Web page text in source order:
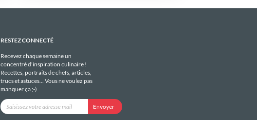
RESTEZ CONNECTÉ
Recevez chaque semaine un
concentré d'inspiration culinaire !
Recettes, portraits de chefs, articles,
trucs et astuces... Vous ne voulez pas
manquer ça ;-)